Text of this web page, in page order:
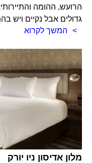
גדולים אבל נקיים ויש
המשך לקרוא
מלון אדיסון ניו יורק